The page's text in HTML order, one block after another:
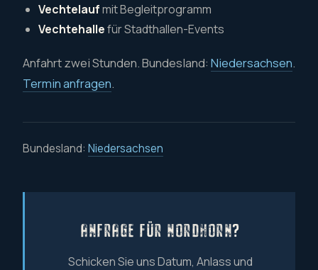
Vechtelaufmit Begleitprogramm
Vechtehallefür Stadthallen-Events
Anfahrt zwei Stunden. Bundesland: Niedersachsen.
Termin anfragen.
Bundesland: Niedersachsen
ANFRAGE FÜR NORDHORN?
Schicken Sie uns Datum, Anlass und